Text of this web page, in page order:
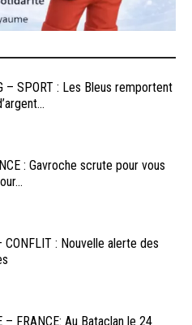
– SPORT : Les Bleus remportent
: Gavroche scrute pour vous
CONFLIT : Nouvelle alerte des
– FRANCE: Au Bataclan le 24